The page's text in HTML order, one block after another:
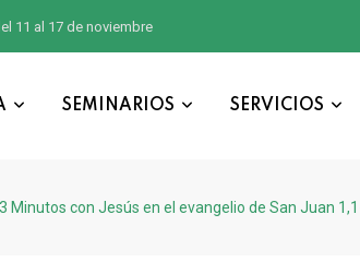
11 al 17 de noviembre
SEMINARIOS SERVICIOS
3 Minutos con Jesús en el evangelio de San Juan